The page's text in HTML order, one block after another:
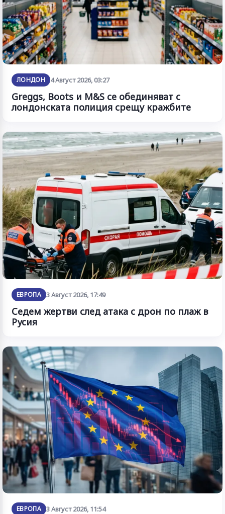
ЛОНДОН 4 Август 2026, 03:27
Greggs, Boots и M&S се обединяват с
лондонската полиция срещу кражбите
ЕВРОПА 3 Август 2026, 17:49
Седем жертви след атака с дрон по плаж в
Русия
ЕВРОПА 3 Август 2026, 11:54